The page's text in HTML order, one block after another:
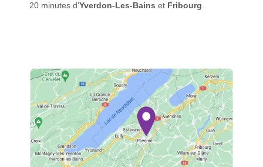
20 minutes d'Yverdon-Les-Bains et Fribourg